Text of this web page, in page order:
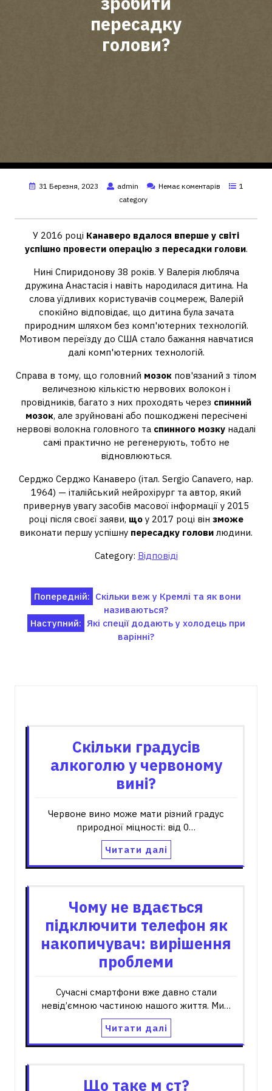
пересадку
голови?
31 Березня, 2023 admin Немає коментарів
1
category
У 2016 році Канаверо вдалося вперше у світі
успішно провести операцію з пересадки голови.
Нині Спиридонову 38 років. У Валерія любляча
дружина Анастасія і навіть народилася дитина. На
слова уїдливих користувачів соцмереж, Валерій
спокійно відповідає, що дитина була зачата
природним шляхом без комп'ютерних технологій.
Мотивом переїзду до США стало бажання навчатися
далі комп'ютерних технологій.
Справа в тому, що головний мозок пов'язаний з тілом
величезною кількістю нервових волокон і
провідників, багато з них проходять через спинний
мозок, але зруйновані або пошкоджені пересічені
нервові волокна головного та спинного мозку надалі
самі практично не регенерують, тобто не
відновлюються.
Серджо Серджо Канаверо (італ. Sergio Canavero, нар.
1964) — італійський нейрохірург та автор, який
привернув увагу засобів масової інформації у 2015
році після своєї заяви, що у 2017 році він зможе
виконати першу успішну пересадку голови людини.
Category: Відповіді
Навігація
записів
Попередній: Скільки веж у Кремлі та як вони
називаються?
Наступний: Які спеції додають у холодець при
варінні?
Скільки градусів
алкоголю у червоному
вині?
Червоне вино може мати різний градус
природної міцності: від 0…
Читати далі
Чому не вдається
підключити телефон як
накопичувач: вирішення
проблеми
Сучасні смартфони вже давно стали
невід’ємною частиною нашого життя. Ми…
Читати далі
Що таке м ст?